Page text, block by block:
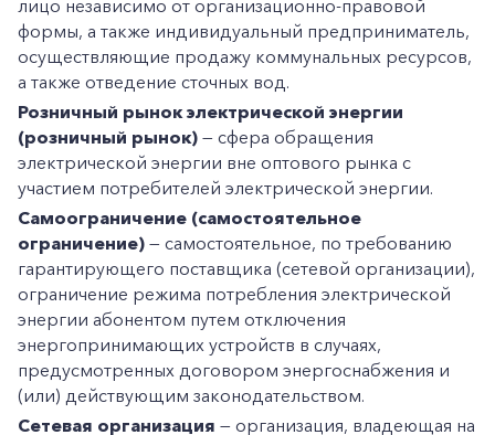
лицо независимо от организационно-правовой
формы, а также индивидуальный предприниматель,
осуществляющие продажу коммунальных ресурсов,
а также отведение сточных вод.
Розничный рынок электрической энергии
(розничный рынок) — сфера обращения
электрической энергии вне оптового рынка с
участием потребителей электрической энергии.
Самоограничение (самостоятельное
ограничение) — самостоятельное, по требованию
гарантирующего поставщика (сетевой организации),
ограничение режима потребления электрической
энергии абонентом путем отключения
энергопринимающих устройств в случаях,
предусмотренных договором энергоснабжения и
(или) действующим законодательством.
Сетевая организация — организация, владеющая на